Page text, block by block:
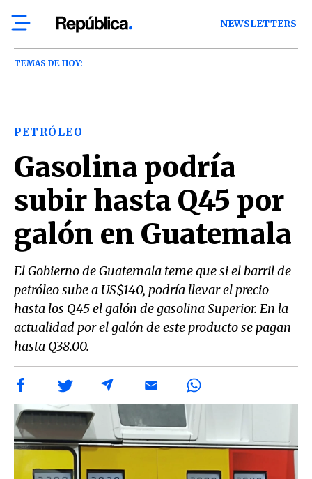
NEWSLETTERS
TEMAS DE HOY:
PETRÓLEO
Gasolina podría
subir hasta Q45 por
galón en Guatemala
El Gobierno de Guatemala teme que si el barril de
petróleo sube a US$140, podría llevar el precio
hasta los Q45 el galón de gasolina Superior. En la
actualidad por el galón de este producto se pagan
hasta Q38.00.